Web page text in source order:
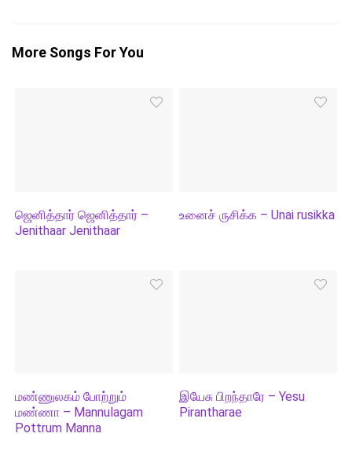
More Songs For You
ஜெனித்தார் ஜெனித்தார் –
Jenithaar Jenithaar
உனைச் ருசிக்க – Unai rusikka
மண்ணுலகம் போற்றும்
மண்ணா – Mannulagam
Pottrum Manna
இயேசு பிறந்தாரே – Yesu
Pirantharae